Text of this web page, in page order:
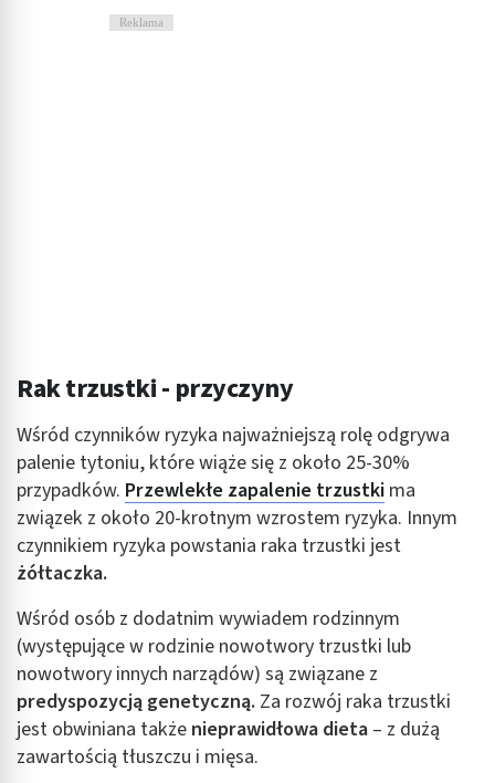
Reklama
Rak trzustki - przyczyny
Wśród czynników ryzyka najważniejszą rolę odgrywa
palenie tytoniu, które wiąże się z około 25-30%
przypadków. Przewlekłe zapalenie trzustki ma
związek z około 20-krotnym wzrostem ryzyka. Innym
czynnikiem ryzyka powstania raka trzustki jest
żółtaczka.
Wśród osób z dodatnim wywiadem rodzinnym
(występujące w rodzinie nowotwory trzustki lub
nowotwory innych narządów) są związane z
predyspozycją genetyczną. Za rozwój raka trzustki
jest obwiniana także nieprawidłowa dieta – z dużą
zawartością tłuszczu i mięsa.